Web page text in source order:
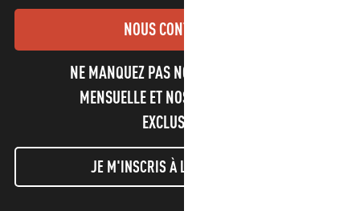
NOUS CONTACTER
NE MANQUEZ PAS NOTRE NEWSLETTER
MENSUELLE ET NOS INFORMATIONS
EXCLUSIVES !
JE M'INSCRIS À LA NEWSLETTER